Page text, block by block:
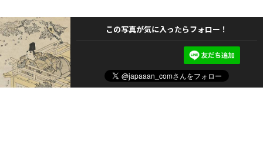
この写真が気に入ったらフォロー！